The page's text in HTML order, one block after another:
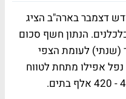
דצמבר בארה"ב הציג
הנתון חשף סכום
(שנתי) לעומת הצפי
הנתון נפל אפילו מתחת לטווח